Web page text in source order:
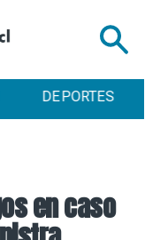
en caso